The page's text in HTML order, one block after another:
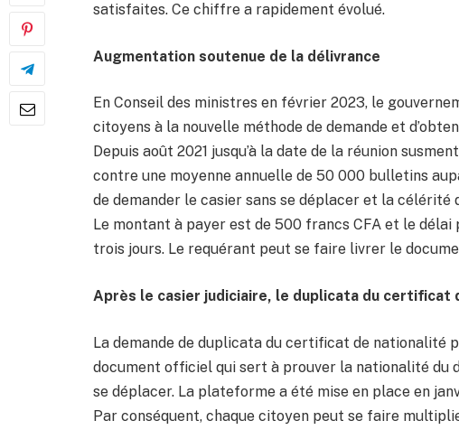
satisfaites. Ce chiffre a rapidement évolué.
Augmentation soutenue de la délivrance
En Conseil des ministres en février 2023, le
citoyens à la nouvelle méthode de demande et
Depuis août 2021 jusqu’à la date de la réunion
contre une moyenne annuelle de 50 000 bulletins
de demander le casier sans se déplacer et la célérité
Le montant à payer est de 500 francs CFA et le
trois jours. Le requérant peut se faire livrer le
Après le casier judiciaire, le duplicata du certificat
La demande de duplicata du certificat de nationalité
document officiel qui sert à prouver la nationalité du
se déplacer. La plateforme a été mise en place en
Par conséquent, chaque citoyen peut se faire